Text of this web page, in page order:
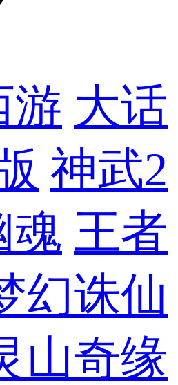
游 大话
神武2
魂 王者
幻诛仙
山奇缘